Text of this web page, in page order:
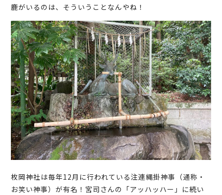
鹿がいるのは、そういうことなんやね！
枚岡神社は毎年12月に行われている注連縄掛神事（通称・
お笑い神事）が有名！宮司さんの「アッハッハー」に続い